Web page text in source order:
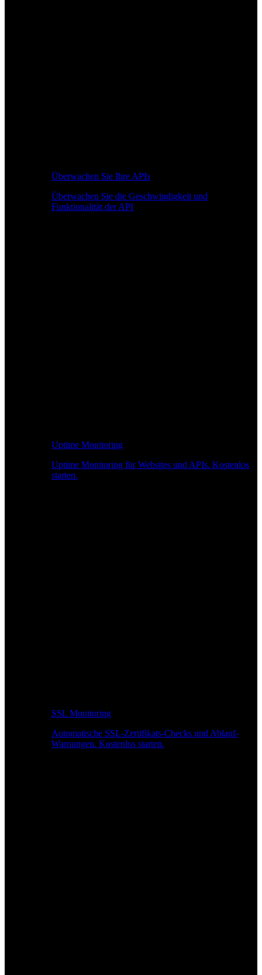
Überwachen Sie Ihre APIs
Überwachen Sie die Geschwindigkeit und
Funktionalität der API
Uptime Monitoring
Uptime Monitoring für Websites und APIs. Kostenlos
starten.
SSL Monitoring
Automatische SSL-Zertifikats-Checks und Ablauf-
Warnungen. Kostenlos starten.